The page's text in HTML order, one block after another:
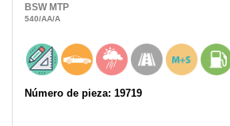
BSW MTP
540/AA/A
Número de pieza: 19719